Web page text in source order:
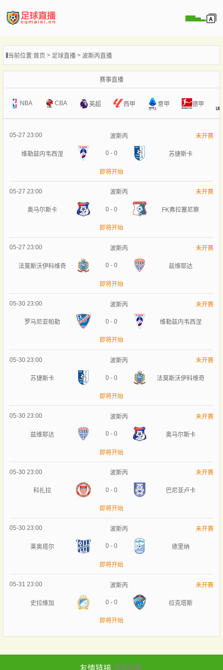
播
像
闻
当前位置:首页 足球直播 波斯丙直播
赛事直播
NBA CBA 英超 西甲 意甲 德甲
05-27 23:00 波斯丙 未开赛
维勒兹内韦西涅 0 - 0 苏捷斯卡
即将开始
05-27 23:00 波斯丙 未开赛
奥马尔斯卡 0 - 0 FK弗拉塞尼察
即将开始
05-27 23:00 波斯丙 未开赛
法莫斯沃伊科维奇 0 - 0 兹维耶达
即将开始
05-30 23:00 波斯丙 未开赛
罗马尼亚帕勒 0 - 0 维勒兹内韦西涅
即将开始
05-30 23:00 波斯丙 未开赛
苏捷斯卡 0 - 0 法莫斯沃伊科维奇
即将开始
05-30 23:00 波斯丙 未开赛
兹维耶达 0 - 0 奥马尔斯卡
即将开始
05-30 23:00 波斯丙 未开赛
科扎拉 0 - 0 巴尼亚卢卡
即将开始
05-30 23:00 波斯丙 未开赛
莱奥塔尔 0 - 0 德里纳
即将开始
05-31 23:00 波斯丙 未开赛
史拉维加 0 - 0 拉克塔斯
即将开始
友情链接 足球直播